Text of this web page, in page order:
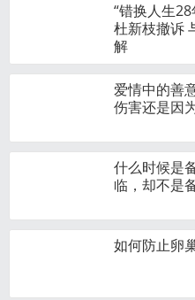
“错换人生
杜新枝撤诉
解
爱情中的善
伤害还是因
什么时候是
临，却不是
如何防止卵